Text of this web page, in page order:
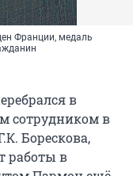
Франции, медаль
в
сотрудником в
Борескова,
работы в